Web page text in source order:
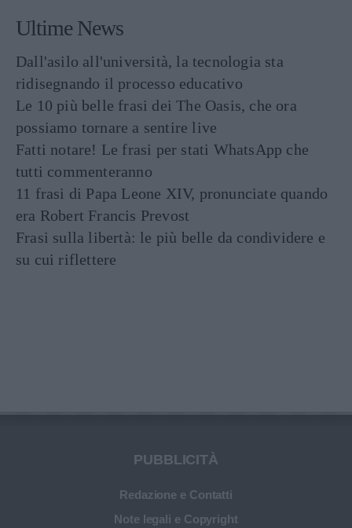
Ultime News
Dall'asilo all'università, la tecnologia sta
ridisegnando il processo educativo
Le 10 più belle frasi dei The Oasis, che ora
possiamo tornare a sentire live
Fatti notare! Le frasi per stati WhatsApp che
tutti commenteranno
11 frasi di Papa Leone XIV, pronunciate quando
era Robert Francis Prevost
Frasi sulla libertà: le più belle da condividere e
su cui riflettere
PUBBLICITÀ
Redazione e Contatti
Note legali e Copyright